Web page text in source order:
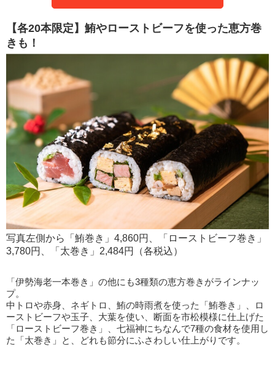
【各20本限定】鮪やローストビーフを使った恵方巻
きも！
写真左側から「鮪巻き」4,860円、「ローストビーフ巻き」
3,780円、「太巻き」2,484円（各税込）
「伊勢海老一本巻き」の他にも3種類の恵方巻きがラインナッ
プ。
中トロや赤身、ネギトロ、鮪の時雨煮を使った「鮪巻き」、ロ
ーストビーフや玉子、大葉を使い、断面を市松模様に仕上げた
「ローストビーフ巻き」、七福神にちなんで7種の食材を使用し
た「太巻き」と、どれも節分にふさわしい仕上がりです。